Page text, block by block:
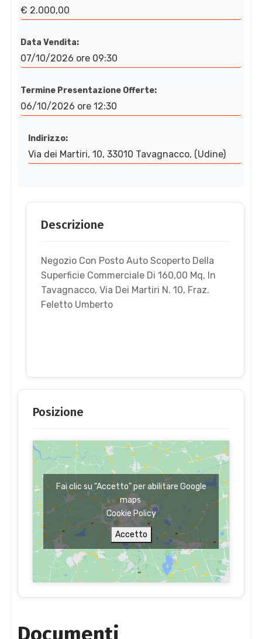
€ 2.000,00
Data Vendita:
07/10/2026 ore 09:30
Termine Presentazione Offerte:
06/10/2026 ore 12:30
Indirizzo:
Via dei Martiri, 10, 33010 Tavagnacco, (Udine)
Descrizione
Negozio Con Posto Auto Scoperto Della
Superficie Commerciale Di 160,00 Mq, In
Tavagnacco, Via Dei Martiri N. 10, Fraz.
Feletto Umberto
Posizione
Fai clic su "Accetto" per abilitare Google
maps
Cookie Policy
Accetto
Documenti